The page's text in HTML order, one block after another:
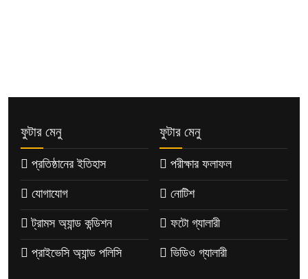
ফুটার মেনু
প্রতিষ্ঠানের ইতিহাস
যোগাযোগ
ট্রামস অ্যান্ড কন্ডিশন
প্রাইভেসি অ্যান্ড পলিসি
ফুটার মেনু
পরীক্ষার ফলাফল
নোটিশ
ফটো গ্যালারী
ভিডিও গ্যালারী